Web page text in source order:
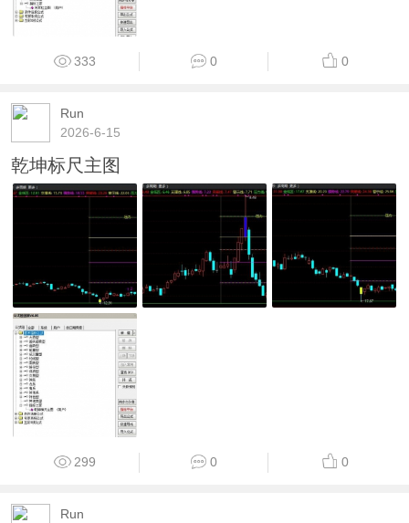
333 0 0
Run
2026-6-15
乾坤标尺主图
299 0 0
Run